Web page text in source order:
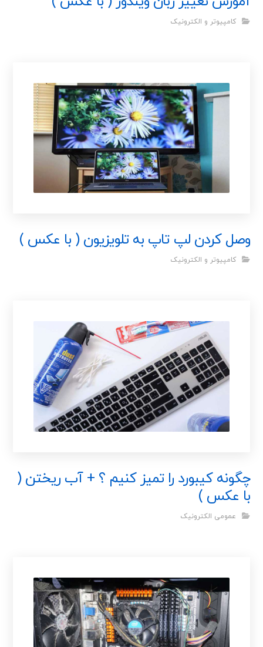
کامپیوتر و الکترونیک
وصل کردن لپ تاپ به تلویزیون ( با عکس )
کامپیوتر و الکترونیک
چگونه کیبورد را تمیز کنیم ؟ + آب ریختن (
با عکس )
عمومی الکترونیک